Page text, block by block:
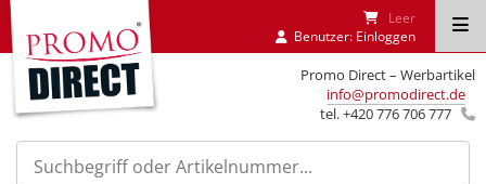
Promo Direct – Werbartikel
info@promodirect.de
tel. +420 776 706 777
Leer
Benutzer: Einloggen